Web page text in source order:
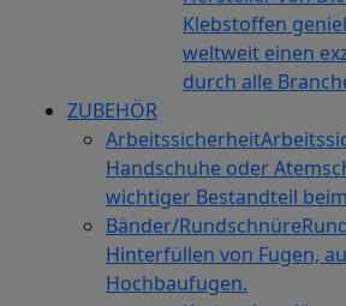
Klebstoffen
weltweit einen
durch alle
ZUBEHÖR
Arbeitssicherheit
Handschuhe oder
wichtiger Bestandteil
Bänder/Rundschnüre
Hinterfüllen von Fugen,
Hochbaufugen.